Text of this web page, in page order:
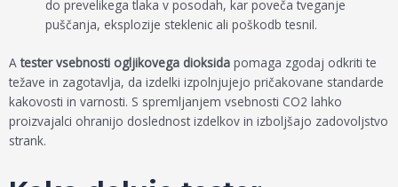
do prevelikega tlaka v posodah, kar poveča tveganje
puščanja, eksplozije steklenic ali poškodb tesnil.
Atester vsebnosti ogljikovega dioksida pomaga zgodaj odkriti te
težave in zagotavlja, da izdelki izpolnjujejo pričakovane standarde
kakovosti in varnosti. S spremljanjem vsebnosti CO2 lahko
proizvajalci ohranijo doslednost izdelkov in izboljšajo zadovoljstvo
strank.